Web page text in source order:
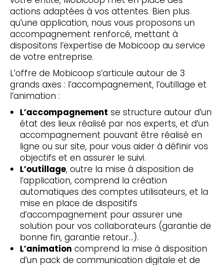
actions adaptées à vos attentes. Bien plus
qu’une application, nous vous proposons un
accompagnement renforcé, mettant à
dispositons l’expertise de Mobicoop au service
de votre entreprise.
L’offre de Mobicoop s’articule autour de 3
grands axes : l’accompagnement, l’outillage et
l’animation :
L’accompagnement se structure autour d’un
état des lieux réalisé par nos experts, et d’un
accompagnement pouvant être réalisé en
ligne ou sur site, pour vous aider à définir vos
objectifs et en assurer le suivi.
L’outillage, outre la mise à disposition de
l’application, comprend la création
automatiques des comptes utilisateurs, et la
mise en place de dispositifs
d’accompagnement pour assurer une
solution pour vos collaborateurs (garantie de
bonne fin, garantie retour…).
L’animation comprend la mise à disposition
d’un pack de communication digitale et de